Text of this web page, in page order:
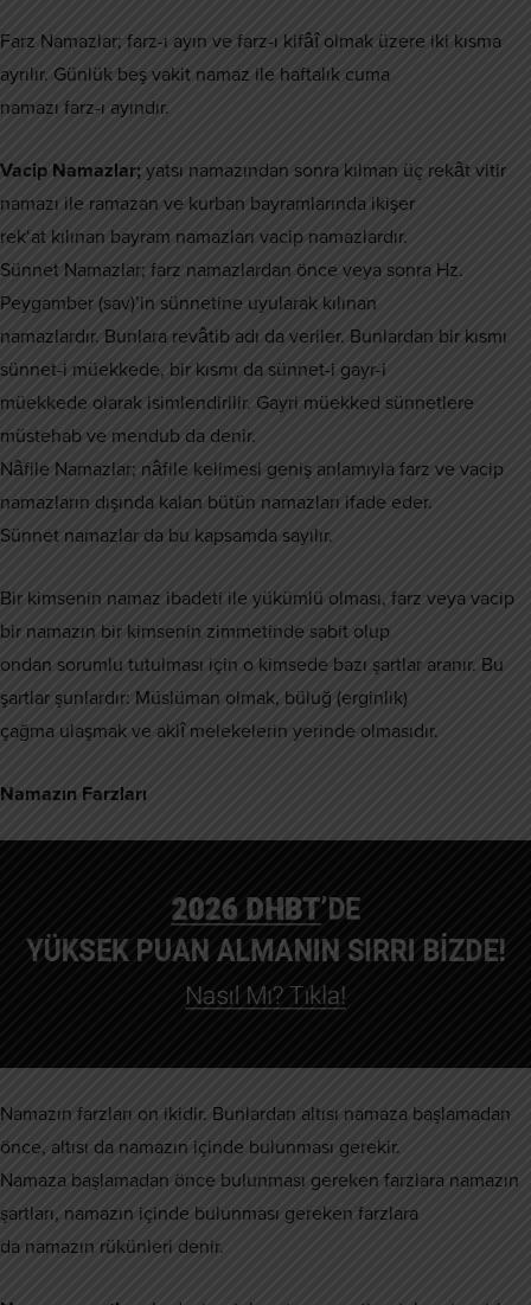
Farz Namazlar; farz-ı ayın ve farz-ı kifâî olmak üzere iki kısma
ayrılır. Günlük beş vakit namaz ile haftalık cuma
namazı farz-ı ayındır.
Vacip Namazlar; yatsı namazından sonra kılman üç rekât vitir
namazı ile ramazan ve kurban bayramlarında ikişer
rek‘at kılınan bayram namazları vacip namazlardır.
Sünnet Namazlar; farz namazlardan önce veya sonra Hz.
Peygamber (sav)’in sünnetine uyularak kılınan
namazlardır. Bunlara revâtib adı da veriler. Bunlardan bir kısmı
sünnet-i müekkede, bir kısmı da sünnet-i gayr-i
müekkede olarak isimlendirilir. Gayri müekked sünnetlere
müstehab ve mendub da denir.
Nâfile Namazlar; nâfile kelimesi geniş anlamıyla farz ve vacip
namazların dışında kalan bütün namazları ifade eder.
Sünnet namazlar da bu kapsamda sayılır.
Bir kimsenin namaz ibadeti ile yükümlü olması, farz veya vacip
bir namazın bir kimsenin zimmetinde sabit olup
ondan sorumlu tutulması için o kimsede bazı şartlar aranır. Bu
şartlar şunlardır: Müslüman olmak, büluğ (erginlik)
çağma ulaşmak ve aklî melekelerin yerinde olmasıdır.
Namazın Farzları
Namazın farzları on ikidir. Bunlardan altısı namaza başlamadan
önce, altısı da namazın içinde bulunması gerekir.
Namaza başlamadan önce bulunması gereken farzlara namazın
şartları, namazın içinde bulunması gereken farzlara
da namazın rükünleri denir.